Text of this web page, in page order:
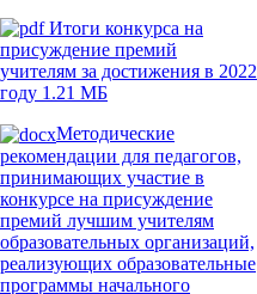
Итоги конкурса на
присуждение премий
учителям за достижения в 2022
году 1.21 МБ
Методические
рекомендации для педагогов,
принимающих участие в
конкурсе на присуждение
премий лучшим учителям
образовательных организаций,
реализующих образовательные
программы начального